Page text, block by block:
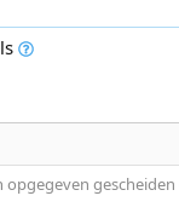
opgegeven